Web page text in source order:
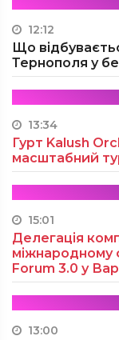
12:12
Що
Тернополя у
13:34
Гурт Kalush
масштабний
15:01
Делегація
міжнародному
Forum 3.0 у
13:00